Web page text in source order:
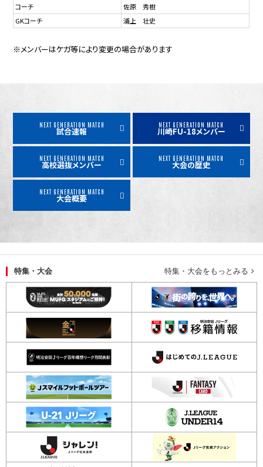
コーチ
佐原 秀樹
GKコーチ
浦上 壮史
※メンバーはケガ等により変更の場合があります
NEXT GENERATION MATCH
試合速報
NEXT GENERATION MATCH
川崎FU-18メンバー
NEXT GENERATION MATCH
高校選抜メンバー
NEXT GENERATION MATCH
大会の歴史
NEXT GENERATION MATCH
大会概要
特集・大会 特集・大会をもっとみる